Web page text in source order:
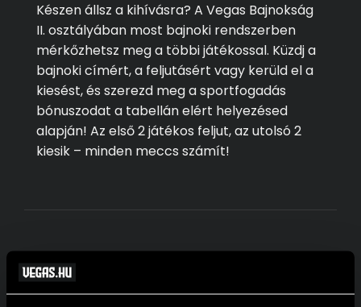
Készen állsz a kihívásra? A Vegas Bajnokság
II. osztályában most bajnoki rendszerben
mérkőzhetsz meg a többi játékossal. Küzdj a
bajnoki címért, a feljutásért vagy kerüld el a
kiesést, és szerezd meg a sportfogadás
bónuszodat a tabellán elért helyezésed
alapján! Az első 2 játékos feljut, az utolsó 2
kiesik – minden meccs számít!
HELYEZÉS
BÓNUSZ